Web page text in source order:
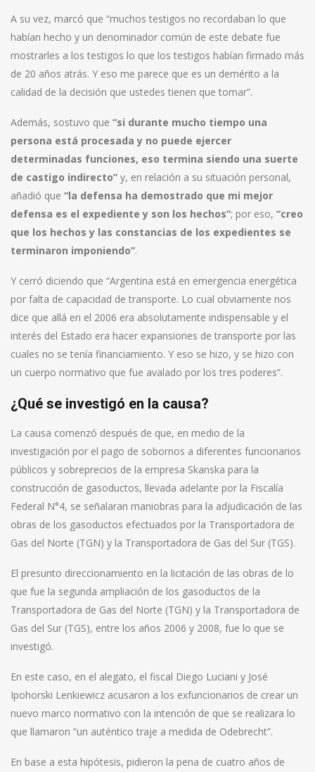
A su vez, marcó que “muchos testigos no recordaban lo que
habían hecho y un denominador común de este debate fue
mostrarles a los testigos lo que los testigos habían firmado más
de 20 años atrás. Y eso me parece que es un demérito a la
calidad de la decisión que ustedes tienen que tomar”.
Además, sostuvo que “si durante mucho tiempo una
persona está procesada y no puede ejercer
determinadas funciones, eso termina siendo una suerte
de castigo indirecto” y, en relación a su situación personal,
añadió que “la defensa ha demostrado que mi mejor
defensa es el expediente y son los hechos”; por eso, “creo
que los hechos y las constancias de los expedientes se
terminaron imponiendo”.
Y cerró diciendo que “Argentina está en emergencia energética
por falta de capacidad de transporte. Lo cual obviamente nos
dice que allá en el 2006 era absolutamente indispensable y el
interés del Estado era hacer expansiones de transporte por las
cuales no se tenía financiamiento. Y eso se hizo, y se hizo con
un cuerpo normativo que fue avalado por los tres poderes”.
¿Qué se investigó en la causa?
La causa comenzó después de que, en medio de la
investigación por el pago de sobornos a diferentes funcionarios
públicos y sobreprecios de la empresa Skanska para la
construcción de gasoductos, llevada adelante por la Fiscalía
Federal N°4, se señalaran maniobras para la adjudicación de las
obras de los gasoductos efectuados por la Transportadora de
Gas del Norte (TGN) y la Transportadora de Gas del Sur (TGS).
El presunto direccionamiento en la licitación de las obras de lo
que fue la segunda ampliación de los gasoductos de la
Transportadora de Gas del Norte (TGN) y la Transportadora de
Gas del Sur (TGS), entre los años 2006 y 2008, fue lo que se
investigó.
En este caso, en el alegato, el fiscal Diego Luciani y José
Ipohorski Lenkiewicz acusaron a los exfuncionarios de crear un
nuevo marco normativo con la intención de que se realizara lo
que llamaron “un auténtico traje a medida de Odebrecht”.
En base a esta hipótesis, pidieron la pena de cuatro años de